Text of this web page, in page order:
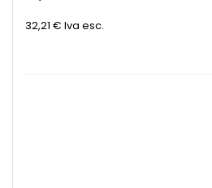
32,21 € Iva esc.